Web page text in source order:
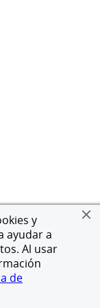
y
ayudar a
Al usar
de